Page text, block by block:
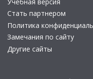
Стать партнером
Политика
Замечания по сайту
Другие сайты